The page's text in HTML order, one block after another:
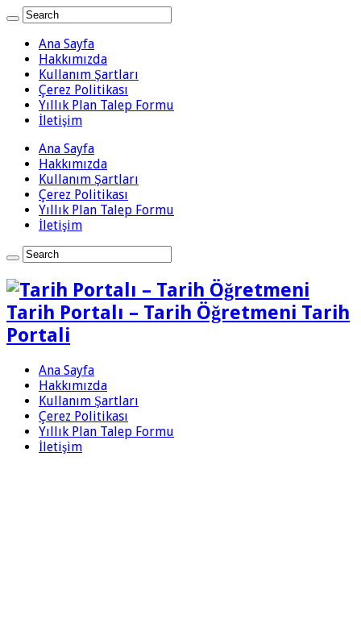
Ana Sayfa
Hakkımızda
Kullanım Şartları
Çerez Politikası
Yıllık Plan Talep Formu
İletişim
Ana Sayfa
Hakkımızda
Kullanım Şartları
Çerez Politikası
Yıllık Plan Talep Formu
İletişim
Tarih Portalı – Tarih Öğretmeni Tarih
Portali
Ana Sayfa
Hakkımızda
Kullanım Şartları
Çerez Politikası
Yıllık Plan Talep Formu
İletişim